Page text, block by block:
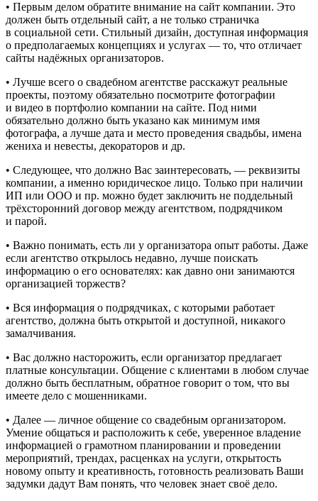
• Первым делом обратите внимание на сайт компании. Это
должен быть отдельный сайт, а не только страничка
в социальной сети. Стильный дизайн, доступная информация
о предполагаемых концепциях и услугах — то, что отличает
сайты надёжных организаторов.
• Лучше всего о свадебном агентстве расскажут реальные
проекты, поэтому обязательно посмотрите фотографии
и видео в портфолио компании на сайте. Под ними
обязательно должно быть указано как минимум имя
фотографа, а лучше дата и место проведения свадьбы, имена
жениха и невесты, декораторов и др.
• Следующее, что должно Вас заинтересовать, — реквизиты
компании, а именно юридическое лицо. Только при наличии
ИП или ООО и пр. можно будет заключить не поддельный
трёхсторонний договор между агентством, подрядчиком
и парой.
• Важно понимать, есть ли у организатора опыт работы. Даже
если агентство открылось недавно, лучше поискать
информацию о его основателях: как давно они занимаются
организацией торжеств?
• Вся информация о подрядчиках, с которыми работает
агентство, должна быть открытой и доступной, никакого
замалчивания.
• Вас должно насторожить, если организатор предлагает
платные консультации. Общение с клиентами в любом случае
должно быть бесплатным, обратное говорит о том, что вы
имеете дело с мошенниками.
• Далее — личное общение со свадебным организатором.
Умение общаться и расположить к себе, уверенное владение
информацией о грамотном планировании и проведении
мероприятий, трендах, расценках на услуги, открытость
новому опыту и креативность, готовность реализовать Ваши
задумки дадут Вам понять, что человек знает своё дело.